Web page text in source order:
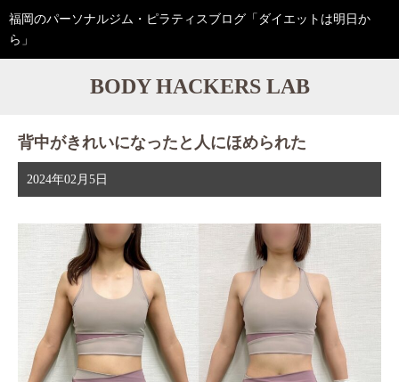
福岡のパーソナルジム・ピラティスブログ「ダイエットは明日か
ら」
BODY HACKERS LAB
背中がきれいになったと人にほめられた
2024年02月5日